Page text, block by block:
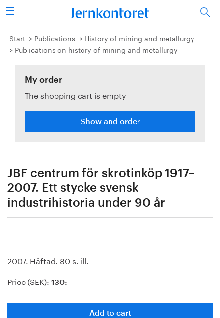
Search
Steel industry
Research & education
Energy & environment
Publications
About us
Start Publications
History of mining and metallurgy
Publications on history of mining and metallurgy
My order
The shopping cart is empty
Show and order
JBF centrum för skrotinköp 1917–
2007. Ett stycke svensk
industrihistoria under 90 år
2007. Häftad. 80 s. ill.
Price (SEK): 130:-
Add to cart